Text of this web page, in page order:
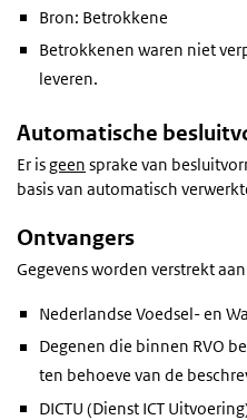
Bron: Betrokkene
Betrokkenen waren niet
leveren.
Automatische
Er isgeen sprake van
basis van automatisch
Ontvangers
Gegevens worden verstrekt
Nederlandse Voedsel- en
Degenen die binnen RVO
ten behoeve van de
DICTU (Dienst ICT